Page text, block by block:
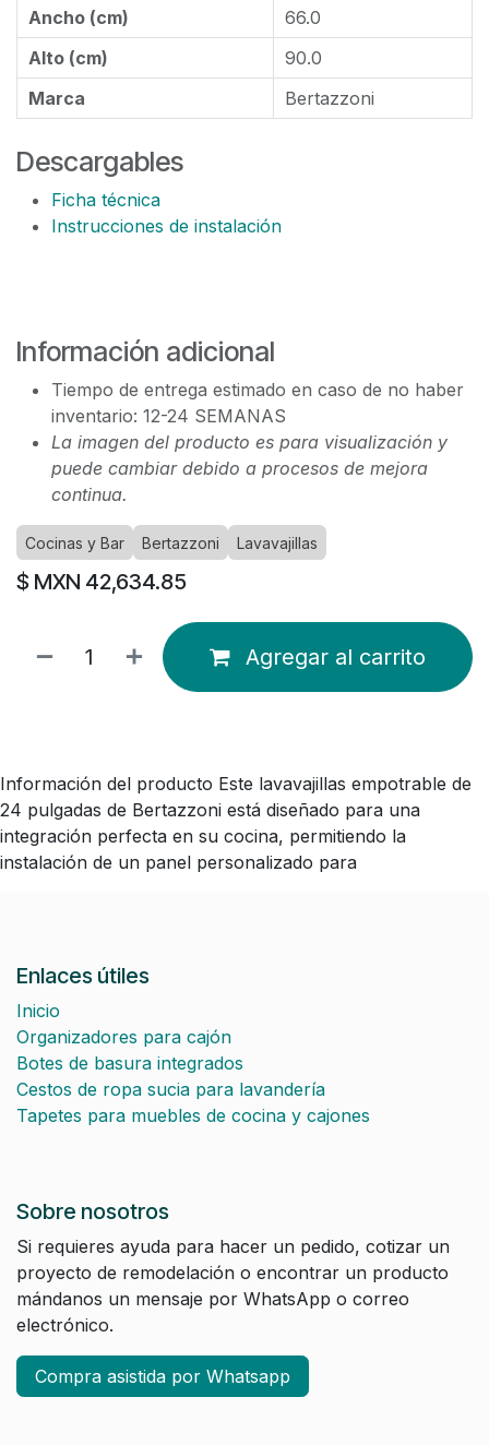
Ancho (cm)
66.0
Alto (cm)
90.0
Marca
Bertazzoni
Descargables
Ficha técnica
Instrucciones de instalación
Información adicional
Tiempo de entrega estimado en caso de no haber
inventario: 12-24 SEMANAS
La imagen del producto es para visualización y
puede cambiar debido a procesos de mejora
continua.
Cocinas y Bar Bertazzoni Lavavajillas
$ MXN 42,634.85
Agregar al carrito
Información del producto Este lavavajillas empotrable de
24 pulgadas de Bertazzoni está diseñado para una
integración perfecta en su cocina, permitiendo la
instalación de un panel personalizado para
Enlaces útiles
Inicio
Organizadores para cajón
Botes de basura integrados
Cestos de ropa sucia para lavandería
Tapetes para muebles de cocina y cajones
Sobre nosotros
Si requieres ayuda para hacer un pedido, cotizar un
proyecto de remodelación o encontrar un producto
mándanos un mensaje por WhatsApp o correo
electrónico.
Compra asistida por Whatsapp